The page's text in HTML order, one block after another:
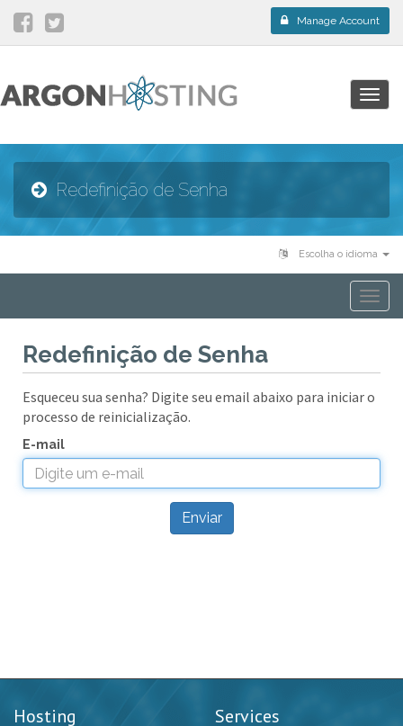
Manage Account
Redefinição de Senha
Escolha o idioma
Redefinição de Senha
Esqueceu sua senha? Digite seu email abaixo para iniciar o
processo de reinicialização.
E-mail
Enviar
Hosting Services